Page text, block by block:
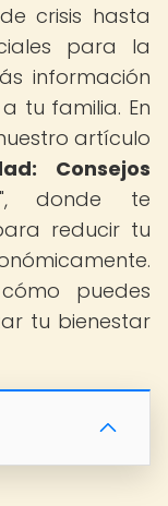
crisis hasta
para la
información
tu familia. En
artículo
Consejos
", donde te
reducir tu
puedes
tu bienestar